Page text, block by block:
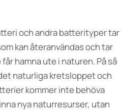
och andra batterityper tar
kan återanvändas och tar
hamna ute i naturen. På så
naturliga kretsloppet och
kommer inte behöva
nya naturresurser, utan